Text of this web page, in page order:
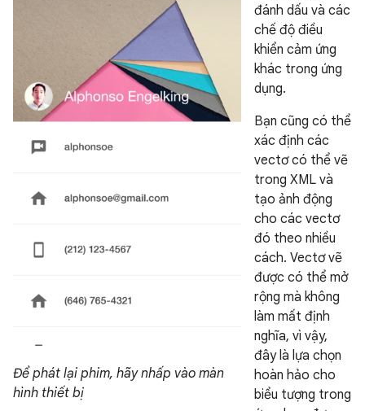
Để phát lại phim, hãy nhấp vào màn
hình thiết bị
đánh dấu và các
chế độ điều
khiển cảm ứng
khác trong ứng
dụng.
Bạn cũng có thể
xác định các
vectơ có thể vẽ
trong XML và
tạo ảnh động
cho các vectơ
đó theo nhiều
cách. Vectơ vẽ
được có thể mở
rộng mà không
làm mất định
nghĩa, vì vậy,
đây là lựa chọn
hoàn hảo cho
biểu tượng trong